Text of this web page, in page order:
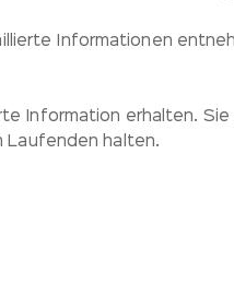
Informationen
Information erhalten. Sie
Laufenden halten.